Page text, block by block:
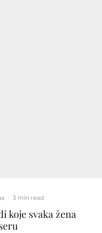
· 3 min read
koje svaka žena